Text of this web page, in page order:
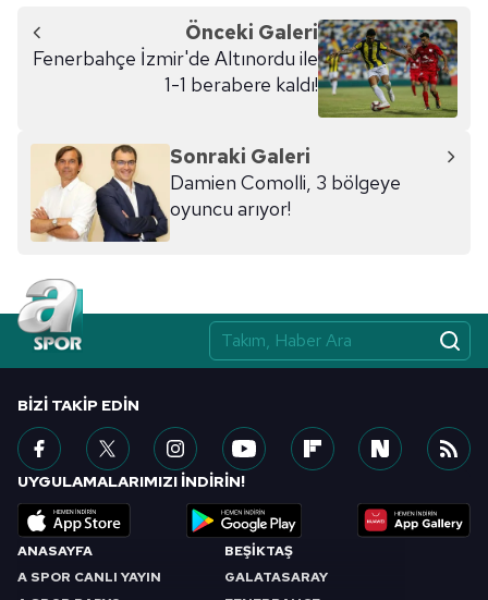
Önceki Galeri
Fenerbahçe İzmir'de Altınordu ile
1-1 berabere kaldı!
Sonraki Galeri
Damien Comolli, 3 bölgeye
oyuncu arıyor!
ANASAYFA
A SPOR CANLI YAYIN
BEŞİKTAŞ
GALATASARAY
BIZI TAKIP EDIN
UYGULAMALARIMIZI İNDİRİN!